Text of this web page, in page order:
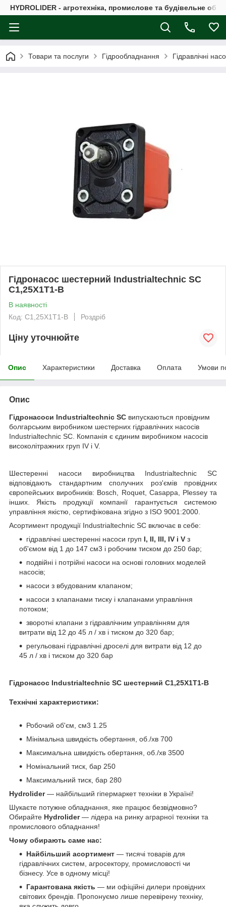
HYDROLIDER - агротехніка, промислове та будівельне
Товари та послуги Гідрообладнання Гідравлічні
Гідронасос шестерний Industrialtechnic SC
C1,25X1T1-B
В наявності
Код: C1,25X1T1-B
Роздріб
Ціну уточнюйте
Опис Характеристики Доставка Оплата Умови
Опис
Гідронасоси Industrialtechnic SC випускаються провідним
болгарським виробником шестерних гідравлічних насосів
Industrialtechnic SC. Компанія є єдиним виробником насосів
високолітражних груп IV і V.
Шестеренні насоси виробництва Industrialtechnic SC
відповідають стандартним сполучних роз'ємів провідних
європейських виробників: Bosch, Roquet, Casappa, Plessey та
інших. Якість продукції компанії гарантується системою
управління якістю, сертифікована згідно з ISO 9001:2000.
Асортимент продукції Industrialtechnic SC включає в себе:
гідравлічні шестеренні насоси груп I, II, III, IV і V з
об'ємом від 1 до 147 см3 і робочим тиском до 250 бар;
подвійні і потрійні насоси на основі головних моделей
насосів;
насоси з вбудованим клапаном;
насоси з клапанами тиску і клапанами управління
потоком;
зворотні клапани з гідравлічним управлінням для
витрати від 12 до 45 л / хв і тиском до 320 бар;
регульовані гідравлічні дроселі для витрати від 12 до
45 л / хв і тиском до 320 бар
Гідронасос Industrialtechnic SC шестерний C1,25X1T1-B
Технічні характеристики:
Робочий об'єм, см3 1.25
Мінімальна швидкість обертання, об./хв 700
Максимальна швидкість обертання, об./хв 3500
Номінальний тиск, бар 250
Максимальний тиск, бар 280
Hydrolider— найбільший гіпермаркет техніки в Україні!
Шукаєте потужне обладнання, яке працює безвідмовно?
Обирайте Hydrolider— лідера на ринку аграрної техніки та
промислового обладнання!
Чому обирають саме нас:
Найбільший асортимент — тисячі товарів для
гідравлічних систем, агросектору, промисловості чи
бізнесу. Усе в одному місці!
Гарантована якість — ми офіційні дилери провідних
світових брендів. Пропонуємо лише перевірену техніку,